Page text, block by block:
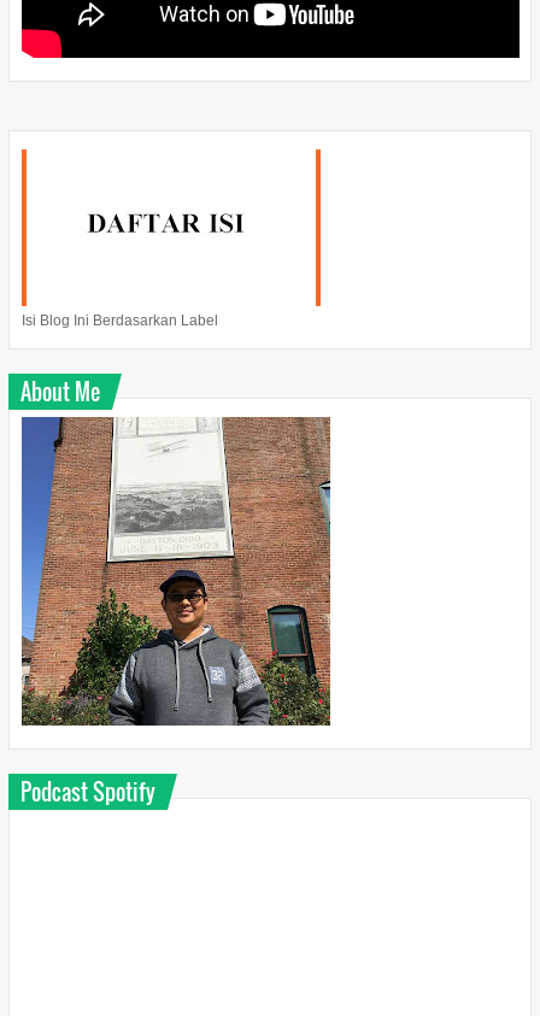
Isi Blog Ini Berdasarkan Label
About Me
Podcast Spotify